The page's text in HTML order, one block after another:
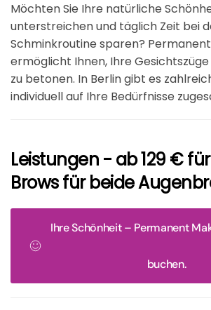
Möchten Sie Ihre natürliche
unterstreichen und täglich Zeit bei
Schminkroutine sparen?
ermöglicht Ihnen, Ihre
zu betonen. In Berlin gibt es
individuell auf Ihre Bedürfnisse
Leistungen - ab 129 €
Brows für beide
Ihre Schönheit – Permanent
buchen.